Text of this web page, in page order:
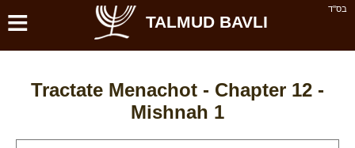
בס''ד ≡ TALMUD BAVLI
Tractate Menachot - Chapter 12 -
Mishnah 1